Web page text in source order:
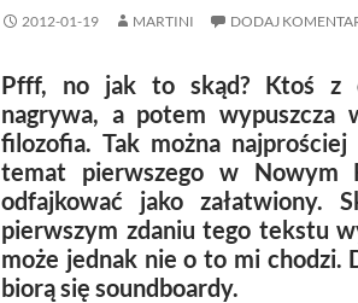
2012-01-19 MARTINI DODAJ
Pfff, no jak to skąd? Ktoś z
nagrywa, a potem
filozofia. Tak można najprościej
temat pierwszego w Nowym
odfajkować jako załatwiony.
pierwszym zdaniu tego tekstu
może jednak nie o to mi chodzi.
biorą się soundboardy.